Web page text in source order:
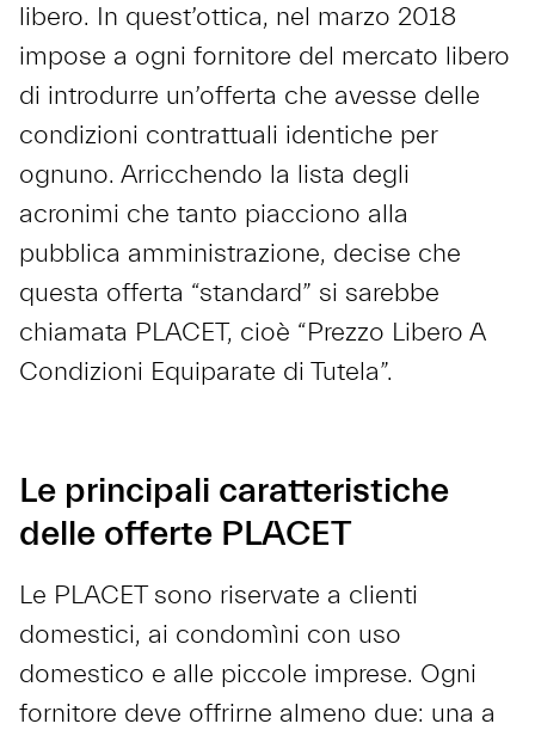
libero. In quest’ottica, nel marzo 2018
impose a ogni fornitore del mercato libero
di introdurre un’offerta che avesse delle
condizioni contrattuali identiche per
ognuno. Arricchendo la lista degli
acronimi che tanto piacciono alla
pubblica amministrazione, decise che
questa offerta “standard” si sarebbe
chiamata PLACET, cioè “Prezzo Libero A
Condizioni Equiparate di Tutela”.
Le principali caratteristiche
delle offerte PLACET
Le PLACET sono riservate a clienti
domestici, ai condomìni con uso
domestico e alle piccole imprese. Ogni
fornitore deve offrirne almeno due: una a